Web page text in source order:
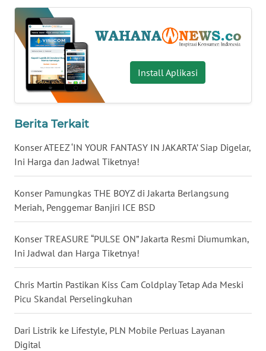
Install Aplikasi
Berita Terkait
Konser ATEEZ ‘IN YOUR FANTASY IN JAKARTA’ Siap Digelar,
Ini Harga dan Jadwal Tiketnya!
Konser Pamungkas THE BOYZ di Jakarta Berlangsung
Meriah, Penggemar Banjiri ICE BSD
Konser TREASURE “PULSE ON” Jakarta Resmi Diumumkan,
Ini Jadwal dan Harga Tiketnya!
Chris Martin Pastikan Kiss Cam Coldplay Tetap Ada Meski
Picu Skandal Perselingkuhan
Dari Listrik ke Lifestyle, PLN Mobile Perluas Layanan
Digital
SULTENG
WN
SULBAR
WN
WN
SUMBAR
WN
SUMSEL
WN
LAMPUNG
JATENG